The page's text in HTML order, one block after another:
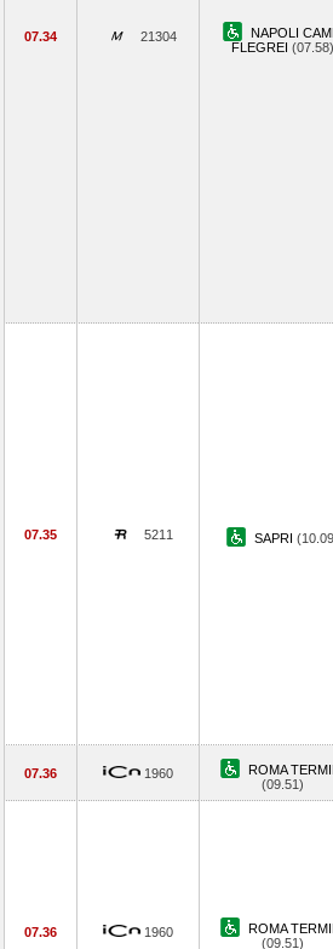
07.34 21304
NAPOLI
FLEGREI (07.58)
07.35 5211 SAPRI
07.36 1960
ROMA
(09.51)
07.36 1960
ROMA
(09.51)